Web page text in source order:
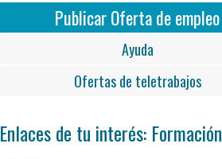
Publicar Oferta de empleo
Ayuda
Ofertas de teletrabajos
Enlaces de tu interés: Formación